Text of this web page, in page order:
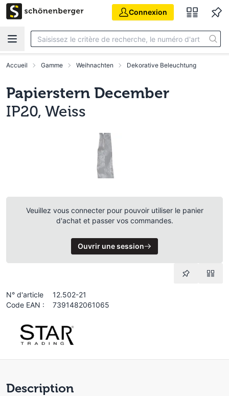
Aller au contenu principal
Connexion
Accueil Gamme Weihnachten Dekorative Beleuchtung
Papierstern December
IP20, Weiss
Veuillez vous connecter pour pouvoir utiliser le panier
d'achat et passer vos commandes.
Ouvrir une session
N° d'article
12.502-21
Code EAN :
7391482061065
Description